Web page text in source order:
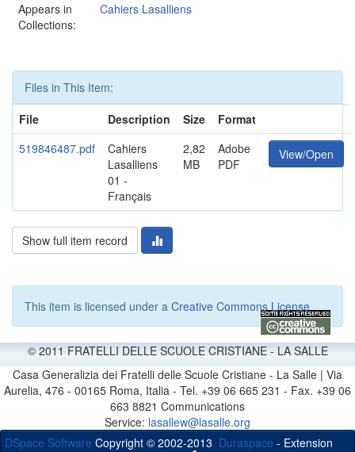
Appears in
Collections:
Cahiers Lasalliens
Files in This Item:
File
Description Size
Format
519846487.pdf
Cahiers
Lasalliens
01 -
Français
2,82
MB
Adobe
PDF
View/Open
Show full item record
This item is licensed under a Creative Commons License
© 2011 FRATELLI DELLE SCUOLE CRISTIANE - LA SALLE
Casa Generalizia dei Fratelli delle Scuole Cristiane - La Salle | Via
Aurelia, 476 - 00165 Roma, Italia - Tel. +39 06 665 231 - Fax. +39 06
663 8821 Communications
Service: lasallew@lasalle.org
DSpace Software Copyright © 2002-2013 Duraspace - Extension